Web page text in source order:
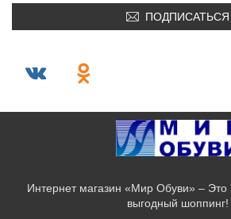
ПОДПИСАТЬСЯ
Интернет магазин «Мир Обуви» – Это
выгодный шоппинг!